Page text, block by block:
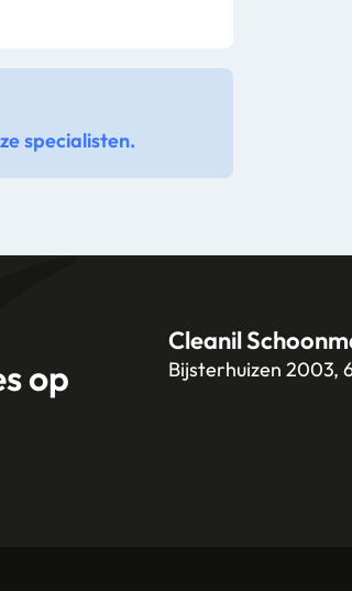
specialisten.
op
Cleanil
Bijsterhuizen 2003,